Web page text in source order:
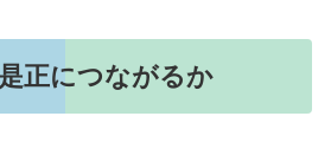
正につながるか